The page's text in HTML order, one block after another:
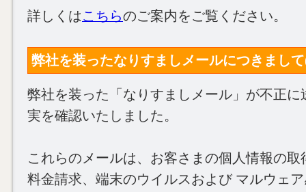
詳しくはこちらのご案内をご覧ください。
弊社を装ったなりすましメールにつきまして
弊社を装った「なりすましメール」が不正に
実を確認いたしました。
これらのメールは、お客さまの個人情報の取
料金請求、端末のウイルスおよび マルウェ